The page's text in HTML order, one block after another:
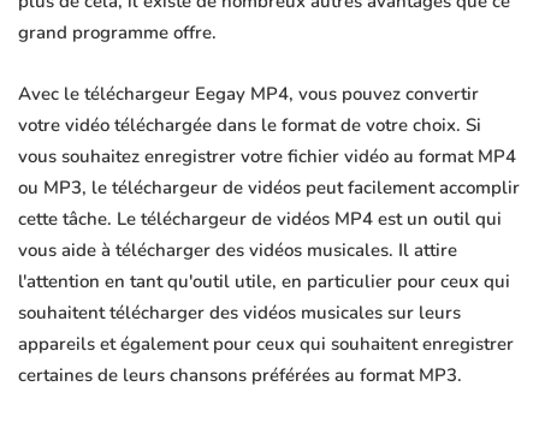
grand programme offre.
Avec le téléchargeur Eegay MP4, vous pouvez convertir
votre vidéo téléchargée dans le format de votre choix. Si
vous souhaitez enregistrer votre fichier vidéo au format MP4
ou MP3, le téléchargeur de vidéos peut facilement accomplir
cette tâche. Le téléchargeur de vidéos MP4 est un outil qui
vous aide à télécharger des vidéos musicales. Il attire
l'attention en tant qu'outil utile, en particulier pour ceux qui
souhaitent télécharger des vidéos musicales sur leurs
appareils et également pour ceux qui souhaitent enregistrer
certaines de leurs chansons préférées au format MP3.